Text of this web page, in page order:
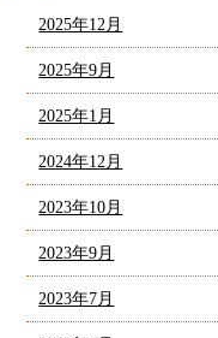
2025年12月
2025年9月
2025年1月
2024年12月
2023年10月
2023年9月
2023年7月